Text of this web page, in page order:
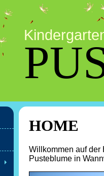
HOME
Willkommen auf der
Pusteblume in